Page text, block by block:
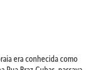
era conhecida como